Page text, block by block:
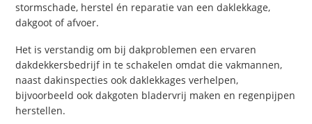
stormschade, herstel én reparatie van een daklekkage,
dakgoot of afvoer.
Het is verstandig om bij dakproblemen een ervaren
dakdekkersbedrijf in te schakelen omdat die vakmannen,
naast dakinspecties ook daklekkages verhelpen,
bijvoorbeeld ook dakgoten bladervrij maken en regenpijpen
herstellen.